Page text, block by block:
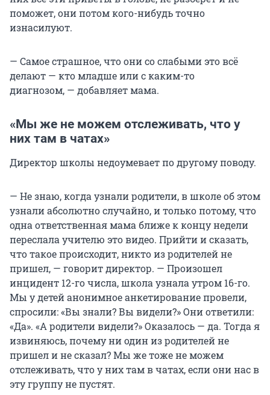
поможет, они потом кого-нибудь точно
изнасилуют.
— Самое страшное, что они со слабыми это всё
делают — кто младше или с каким-то
диагнозом, — добавляет мама.
«Мы же не можем отслеживать, что у
них там в чатах»
Директор школы недоумевает по другому поводу.
— Не знаю, когда узнали родители, в школе об этом
узнали абсолютно случайно, и только потому, что
одна ответственная мама ближе к концу недели
переслала учителю это видео. Прийти и сказать,
что такое происходит, никто из родителей не
пришел, — говорит директор. — Произошел
инцидент 12-го числа, школа узнала утром 16-го.
Мы у детей анонимное анкетирование провели,
спросили: «Вы знали? Вы видели?» Они ответили:
«Да». «А родители видели?» Оказалось — да. Тогда я
извиняюсь, почему ни один из родителей не
пришел и не сказал? Мы же тоже не можем
отслеживать, что у них там в чатах, если они нас в
эту группу не пустят.